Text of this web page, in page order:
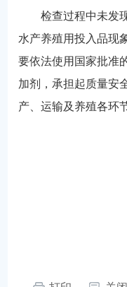
检查过程中未发
水产养殖用投入品现
要依法使用国家批准
加剂，承担起质量安
产、运输及养殖各环